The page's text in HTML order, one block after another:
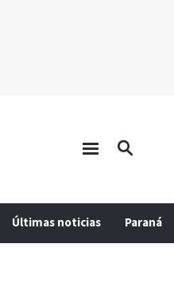
Últimas noticias Paraná